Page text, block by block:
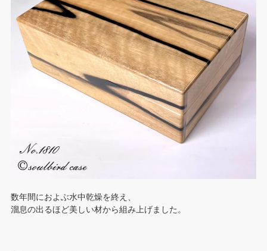
数年間におよぶ水中乾燥を終え、
溜息の出るほど美しい材から組み上げました。